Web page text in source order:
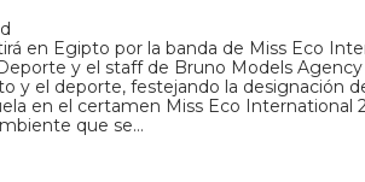
en Egipto por la banda de Miss Eco
y el staff de Bruno Models
y el deporte, festejando la designación
en el certamen Miss Eco International
que se…